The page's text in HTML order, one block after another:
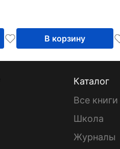
В корзину
Каталог
Все книги
Школа
Журналы